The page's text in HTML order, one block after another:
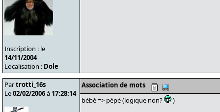
Inscription : le
14/11/2004
Localisation : Dole
Partrotti_16s
Le02/02/2006à 17:28:14
Association de mots
bébé => pépé (logique non?
)